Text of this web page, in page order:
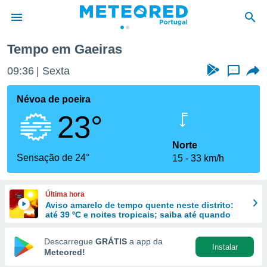
da
foi
fornecidas
a este
das
e
forma
digital
Tempo em Gaeiras
09:36 Sexta ...
Névoa de poeira
23°
Sensação de 24°
Norte
15
33 km/h
Última hora
Aviso amarelo de tempo quente neste distrito:
até 39 ºC e noites tropicais; saiba até quando
Descarregue GRÁTIS a app da
Meteored!
Instalar